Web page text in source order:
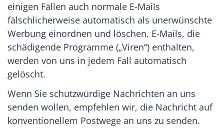
einigen Fällen auch normale E-Mails
fälschlicherweise automatisch als unerwünschte
Werbung einordnen und löschen. E-Mails, die
schädigende Programme („Viren“) enthalten,
werden von uns in jedem Fall automatisch
gelöscht.
Wenn Sie schutzwürdige Nachrichten an uns
senden wollen, empfehlen wir, die Nachricht auf
konventionellem Postwege an uns zu senden.